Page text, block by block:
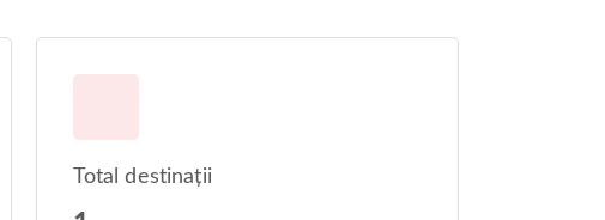
Total destinații